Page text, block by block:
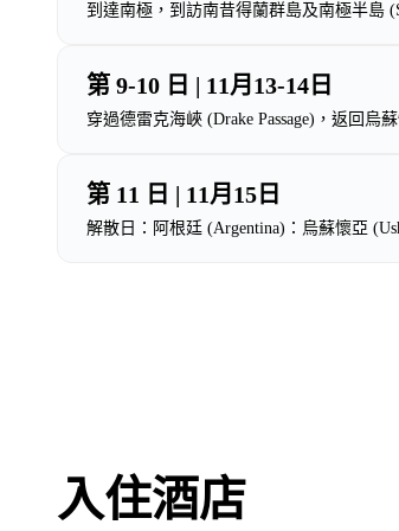
到達南極，到訪南昔得蘭群島及南極半島
第 9-10 日 | 11月13-14日
穿過德雷克海峽 (Drake Passage)，返回烏
第 11 日 | 11月15日
解散日：阿根廷 (Argentina)：烏蘇懷亞
入住酒店